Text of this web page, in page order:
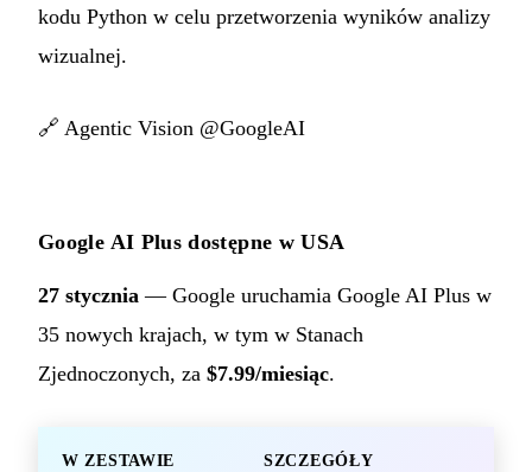
kodu Python w celu przetworzenia wyników analizy
wizualnej.
🔗 Agentic Vision @GoogleAI
Google AI Plus dostępne w USA
27 stycznia — Google uruchamia Google AI Plus w
35 nowych krajach, w tym w Stanach
Zjednoczonych, za $7.99/miesiąc.
W ZESTAWIE SZCZEGÓŁY